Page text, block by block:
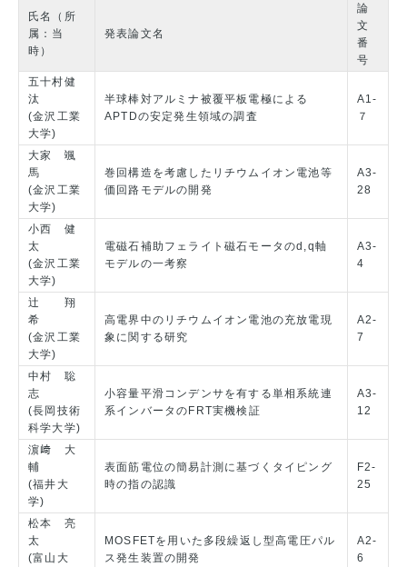
氏名（所
属：当
時）
発表論文名
論
文
番
号
五十村健
汰
(金沢工業
大学)
半球棒対アルミナ被覆平板電極による
APTDの安定発生領域の調査
A1-
７
大家 颯
馬
(金沢工業
大学)
巻回構造を考慮したリチウムイオン電池等
価回路モデルの開発
A3-
28
小西 健
太
(金沢工業
大学)
電磁石補助フェライト磁石モータのd,q軸
モデルの一考察
A3-
4
辻 翔
希
(金沢工業
大学)
高電界中のリチウムイオン電池の充放電現
象に関する研究
A2-
7
中村 聡
志
(長岡技術
科学大学)
小容量平滑コンデンサを有する単相系統連
系インバータのFRT実機検証
A3-
12
濵﨑 大
輔
(福井大
学)
表面筋電位の簡易計測に基づくタイピング
時の指の認識
F2-
25
松本 亮
太
(富山大
MOSFETを用いた多段繰返し型高電圧パル
ス発生装置の開発
A2-
6